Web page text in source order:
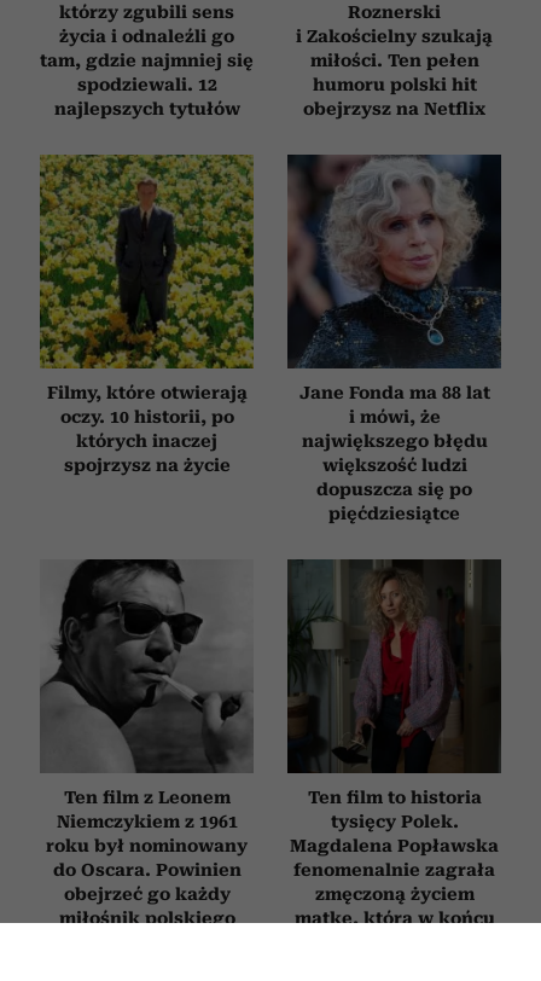
którzy zgubili sens
życia i odnaleźli go
tam, gdzie najmniej się
spodziewali. 12
najlepszych tytułów
Roznerski
i Zakościelny szukają
miłości. Ten pełen
humoru polski hit
obejrzysz na Netflix
Filmy, które otwierają
oczy. 10 historii, po
których inaczej
spojrzysz na życie
Jane Fonda ma 88 lat
i mówi, że
największego błędu
większość ludzi
dopuszcza się po
pięćdziesiątce
Ten film z Leonem
Niemczykiem z 1961
roku był nominowany
do Oscara. Powinien
obejrzeć go każdy
miłośnik polskiego
Ten film to historia
tysięcy Polek.
Magdalena Popławska
fenomenalnie zagrała
zmęczoną życiem
matkę, która w końcu